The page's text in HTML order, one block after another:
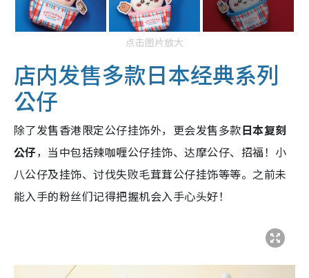
点击图片放大
店内发售多款日本经典系列
公仔
除了发售香港限定公仔挂饰外，更会发售多款日本复刻
公仔，当中包括辣咖喱公仔挂饰、达摩公仔、招福！小
八公仔及挂饰、讨伐失败毛茸茸公仔挂饰等等。之前未
能入手的粉丝们记得把握机会入手心头好！